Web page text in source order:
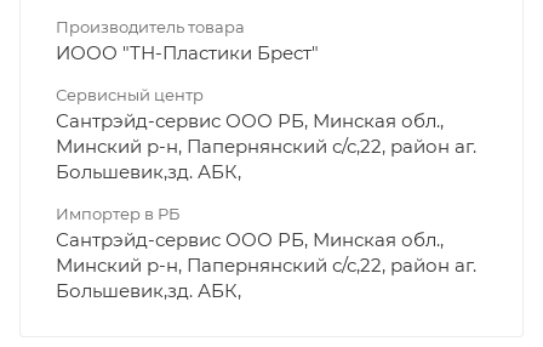
Производитель товара
ИООО "ТН-Пластики Брест"
Сервисный центр
Сантрэйд-сервис ООО РБ, Минская обл.,
Минский р-н, Папернянский с/с,22, район аг.
Большевик,зд. АБК,
Импортер в РБ
Сантрэйд-сервис ООО РБ, Минская обл.,
Минский р-н, Папернянский с/с,22, район аг.
Большевик,зд. АБК,